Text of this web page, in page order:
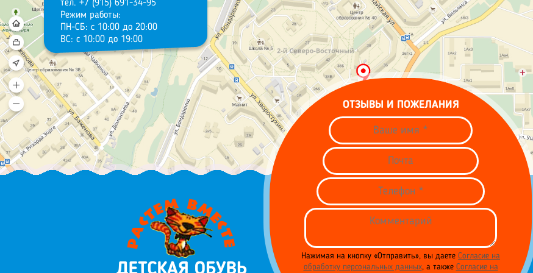
тел. +7 (915) 691-34-95
Режим работы:
ПН-СБ: с 10:00 до 20:00
ВС: с 10:00 до 19:00
ОТЗЫВЫ И ПОЖЕЛАНИЯ
Нажимая на кнопку «Отправить», вы даете Согласие на
обработку персональных данных, а также Согласие на